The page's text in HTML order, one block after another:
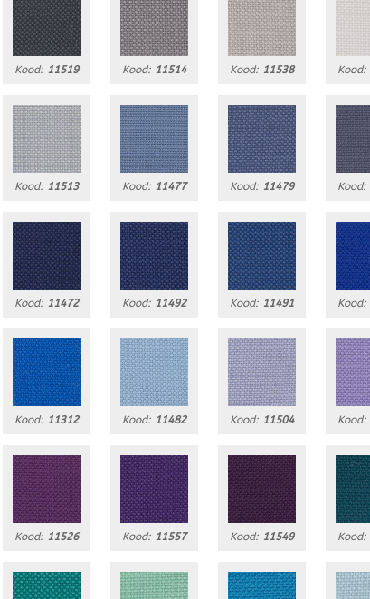
Kood: 11519 Kood: 11514 Kood: 11538 Kood:
Kood: 11513 Kood: 11477 Kood: 11479 Kood:
Kood: 11472 Kood: 11492 Kood: 11491 Kood:
Kood: 11312 Kood: 11482 Kood: 11504 Kood:
Kood: 11526 Kood: 11557 Kood: 11549 Kood: